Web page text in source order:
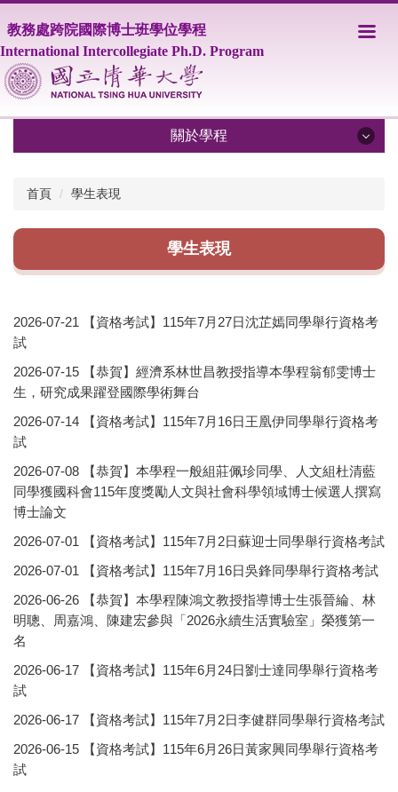
到
主
要
內
教務處跨院國際博士班學位學程
International Intercollegiate Ph.D. Program
關於學程
IPHD學程簡介
學生事務
相關表單
聯絡資訊
IPHD學生活動照片
首頁 學生表現
學生表現
2026-07-21
【資格考試】115年7月27日沈芷嫣同學舉行資格考
試
2026-07-15
【恭賀】經濟系林世昌教授指導本學程翁郁雯博士
生，研究成果躍登國際學術舞台
2026-07-14
【資格考試】115年7月16日王凰伊同學舉行資格考
試
2026-07-08
【恭賀】本學程一般組莊佩珍同學、人文組杜清藍
同學獲國科會115年度獎勵人文與社會科學領域博士候選人撰寫
博士論文
2026-07-01
【資格考試】115年7月2日蘇迎士同學舉行資格考試
2026-07-01
【資格考試】115年7月16日吳鋒同學舉行資格考試
2026-06-26
【恭賀】本學程陳鴻文教授指導博士生張晉綸、林
明聰、周嘉鴻、陳建宏參與「2026永續生活實驗室」榮獲第一
名
2026-06-17
【資格考試】115年6月24日劉士達同學舉行資格考
試
2026-06-17
【資格考試】115年7月2日李健群同學舉行資格考試
2026-06-15
【資格考試】115年6月26日黃家興同學舉行資格考
試